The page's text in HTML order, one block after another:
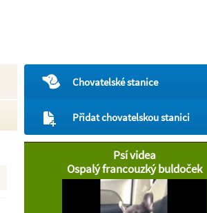
Chovatelské stanice
Přidat chovatelskou stanici
Psí videa
Ospalý francouzký buldoček